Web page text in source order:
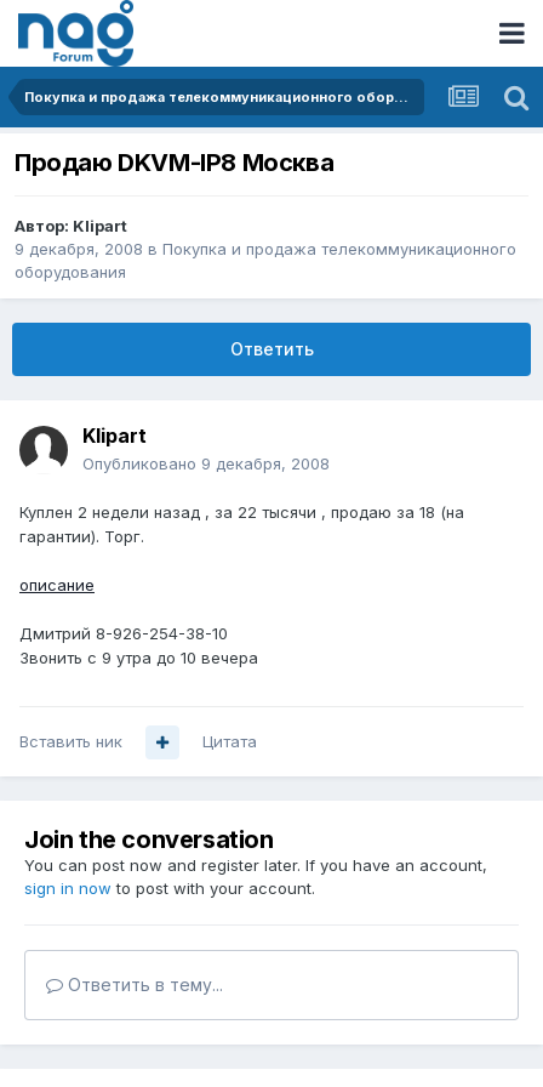
Покупка и продажа телекоммуникационного оборудования
Продаю DKVM-IP8 Москва
Автор: Klipart
9 декабря, 2008 в Покупка и продажа телекоммуникационного
оборудования
Ответить
Klipart
Опубликовано 9 декабря, 2008
Куплен 2 недели назад , за 22 тысячи , продаю за 18 (на
гарантии). Торг.
описание
Дмитрий 8-926-254-38-10
Звонить с 9 утра до 10 вечера
Вставить ник Цитата
Join the conversation
You can post now and register later. If you have an account,
sign in now to post with your account.
Ответить в тему...